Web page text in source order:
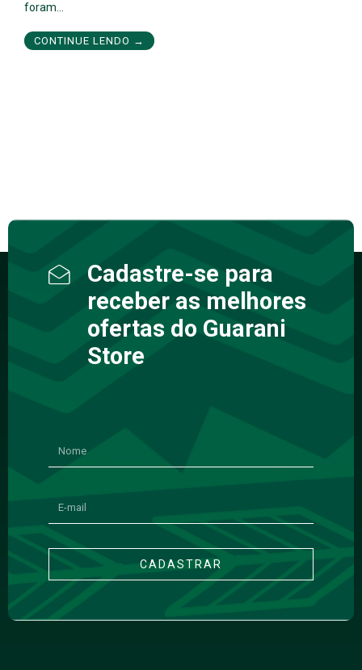
foram…
CONTINUE LENDO →
Cadastre-se para
receber as melhores
ofertas do Guarani
Store
CADASTRAR